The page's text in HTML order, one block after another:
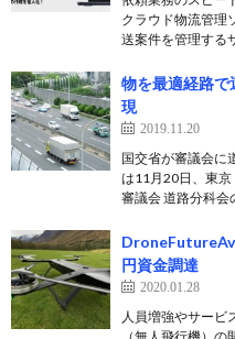
クラウド物流管理
送案件を管理する
物を最適経路
現
2019.11.20
国交省が審議会に
は11月20日、東
審議会 道路分科
円資金調達
2020.01.28
人員増強やサービ